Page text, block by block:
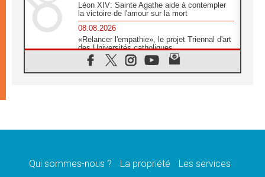
Léon XIV: Sainte Agathe aide à contempler
la victoire de l'amour sur la mort
08.08.2026
«Relancer l'empathie», le projet Triennal d'art
des Universités catholiques
08.08.2026
Signis 2026, donner la parole aux religieuses
07.08.2026
07.08.2026
Qui sommes-nous ? La propriété Les services